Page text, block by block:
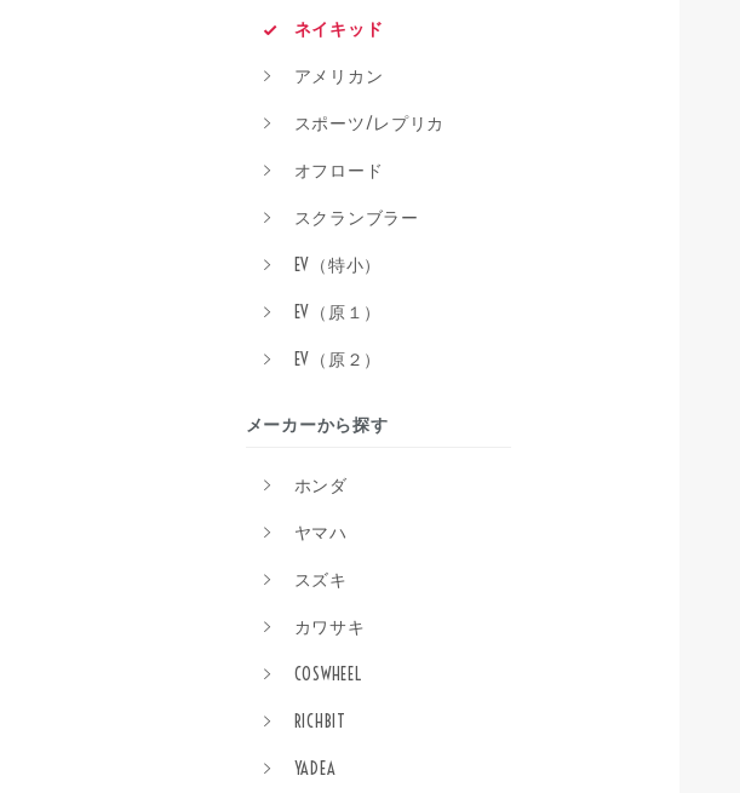
ネイキッド
アメリカン
スポーツ/レプリカ
オフロード
スクランブラー
EV（特小）
EV（原１）
EV（原２）
メーカーから探す
ホンダ
ヤマハ
スズキ
カワサキ
COSWHEEL
RICHBIT
YADEA